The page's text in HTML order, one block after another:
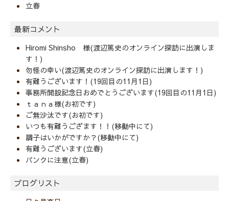
立春
最新コメント
Hiromi Shinsho 様(渡辺篤史のオンライン探訪に出演しま
す！)
勿怪の幸い(渡辺篤史のオンライン探訪に出演します！)
有難うございます！(19回目の11月1日)
事務所開設記念日おめでとうございます(19回目の11月1日)
ｔａｎａ様(お初です)
ご無沙汰です(お初です)
いつも有難うござます！！(移動中にて)
調子はいかがですか？(移動中にて)
有難うございます(立春)
パンクに注意(立春)
ブログリスト